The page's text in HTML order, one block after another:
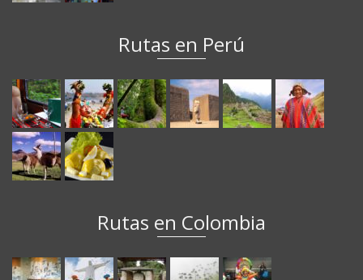
Rutas en Perú
Rutas en Colombia